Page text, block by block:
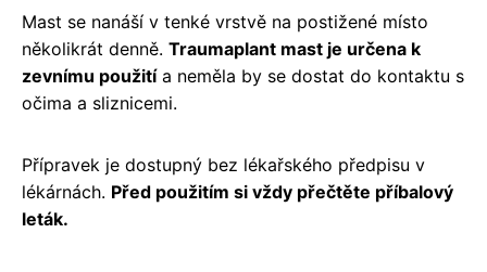
Mast se nanáší v tenké vrstvě na postižené místo
několikrát denně. Traumaplant mast je určena k
zevnímu použitía neměla by se dostat do kontaktu s
očima a sliznicemi.
Přípravek je dostupný bez lékařského předpisu v
lékárnách. Před použitím si vždy přečtěte příbalový
leták.